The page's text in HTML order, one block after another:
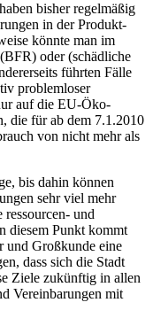
bisher regelmäßig
in der Produkt-
könnte man im
oder (schädliche
führten Fälle
problemloser
auf die EU-Öko-
die für ab dem 7.1.2010
von nicht mehr als
bis dahin können
sehr viel mehr
und
diesem Punkt kommt
und Großkunde eine
dass sich die Stadt
Ziele zukünftig in allen
Vereinbarungen mit